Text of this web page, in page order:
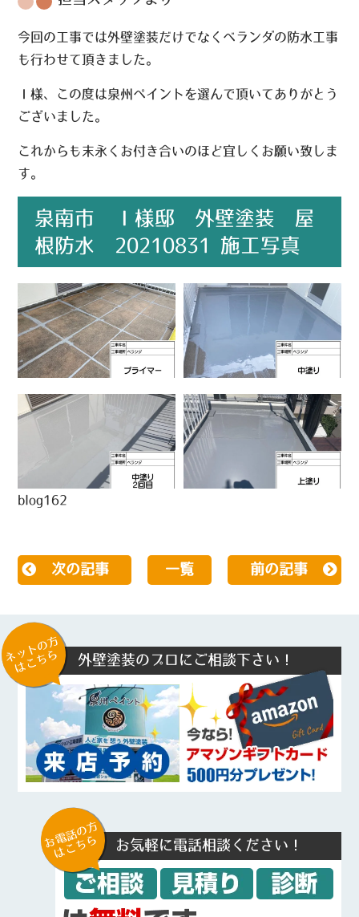
今回の工事では外壁塗装だけでなくベランダの防水工事
も行わせて頂きました。
Ｉ様、この度は泉州ペイントを選んで頂いてありがとう
ございました。
これからも末永くお付き合いのほど宜しくお願い致しま
す。
泉南市 Ｉ様邸 外壁塗装 屋
根防水 20210831 施工写真
blog162
次の記事 一覧 前の記事
ネットの方
はこちら 外壁塗装のプロにご相談下さい！
お電話の方
はこちら お気軽に電話相談ください！